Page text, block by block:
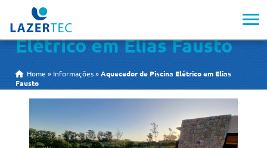
Aquecedor de Piscina
Elétrico em Elias Fausto
Home » Informações »Aquecedor de Piscina Elétrico em Elias
Fausto